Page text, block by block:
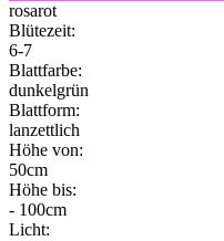
rosarot
Blütezeit:
6-7
Blattfarbe:
dunkelgrün
Blattform:
lanzettlich
Höhe von:
50cm
Höhe bis:
- 100cm
Licht: